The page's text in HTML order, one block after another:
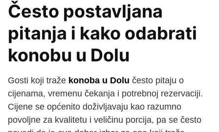
Često postavljana
pitanja i kako odabrati
konobu u Dolu
Gosti koji traže konoba u Dolu često pitaju o
cijenama, vremenu čekanja i potrebnoj rezervaciji.
Cijene se općenito doživljavaju kao razumno
povoljne za kvalitetu i veličinu porcija, pa se često